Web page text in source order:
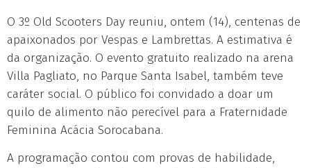
O 3º Old Scooters Day reuniu, ontem (14), centenas de
apaixonados por Vespas e Lambrettas. A estimativa é
da organização. O evento gratuito realizado na arena
Villa Pagliato, no Parque Santa Isabel, também teve
caráter social. O público foi convidado a doar um
quilo de alimento não perecível para a Fraternidade
Feminina Acácia Sorocabana.
A programação contou com provas de habilidade,